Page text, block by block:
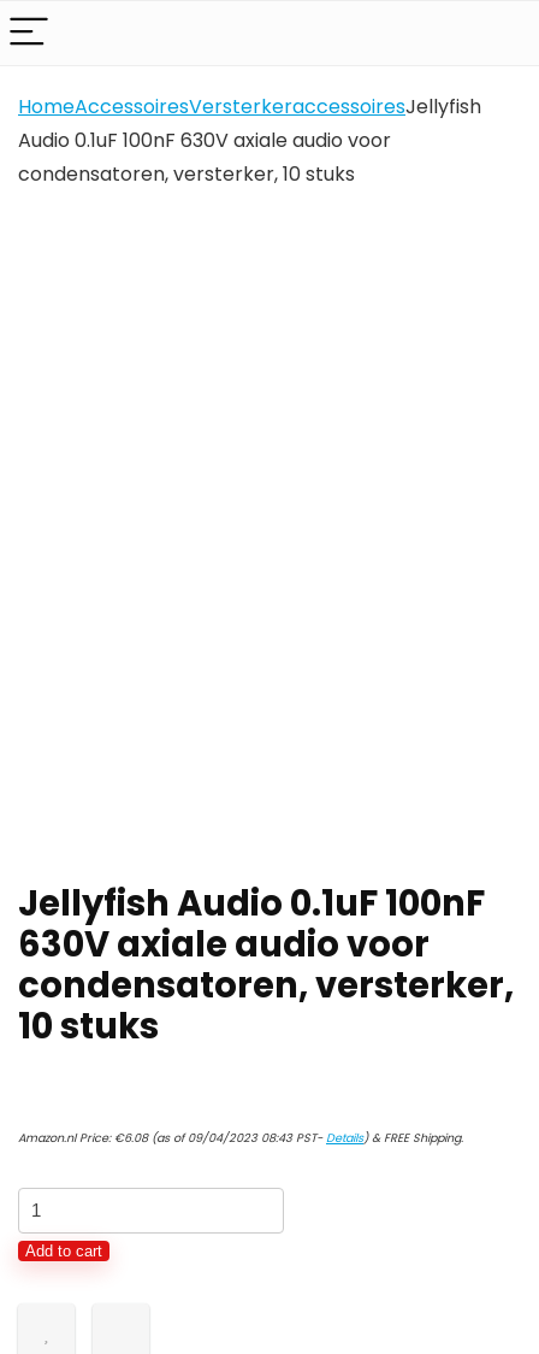
HomeAccessoiresVersterkeraccessoiresJellyfish
Audio 0.1uF 100nF 630V axiale audio voor
condensatoren, versterker, 10 stuks
Jellyfish Audio 0.1uF 100nF
630V axiale audio voor
condensatoren, versterker,
10 stuks
Amazon.nl Price: €6.08(as of 09/04/2023 08:43 PST-Details)&FREE Shipping.
Jellyfish
Audio
0.1uF
630V
Add to cart